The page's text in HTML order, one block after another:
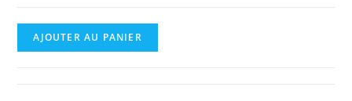
quantité
de
AJOUTER AU PANIER